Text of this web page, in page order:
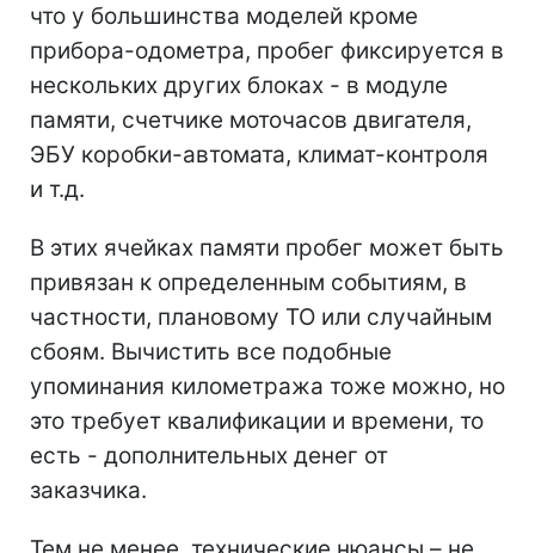
что у большинства моделей кроме
прибора-одометра, пробег фиксируется в
нескольких других блоках - в модуле
памяти, счетчике моточасов двигателя,
ЭБУ коробки-автомата, климат-контроля
и т.д.
В этих ячейках памяти пробег может быть
привязан к определенным событиям, в
частности, плановому ТО или случайным
сбоям. Вычистить все подобные
упоминания километража тоже можно, но
это требует квалификации и времени, то
есть - дополнительных денег от
заказчика.